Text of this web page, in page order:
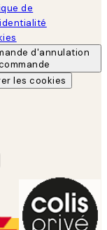
de
d'annulation
les cookies